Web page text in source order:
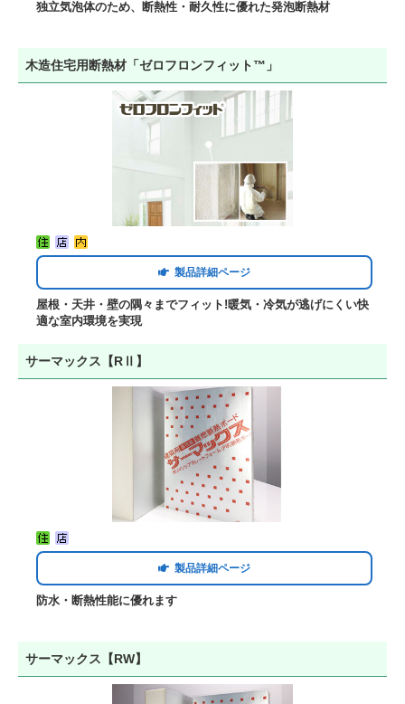
独立気泡体のため、断熱性・耐久性に優れた発泡断熱材
木造住宅用断熱材「ゼロフロンフィット™」
製品詳細ページ
屋根・天井・壁の隅々までフィット!暖気・冷気が逃げにくい快
適な室内環境を実現
サーマックス【RⅡ】
製品詳細ページ
防水・断熱性能に優れます
サーマックス【RW】